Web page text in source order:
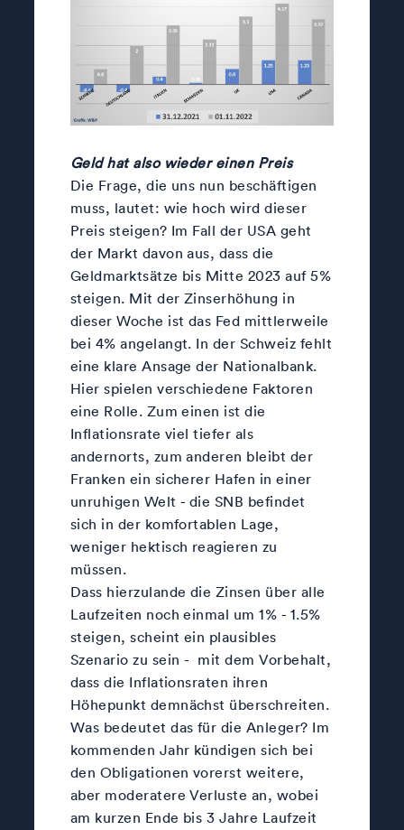
Geld hat also wieder einen Preis
Die Frage, die uns nun beschäftigen
muss, lautet: wie hoch wird dieser
Preis steigen? Im Fall der USA geht
der Markt davon aus, dass die
Geldmarktsätze bis Mitte 2023 auf 5%
steigen. Mit der Zinserhöhung in
dieser Woche ist das Fed mittlerweile
bei 4% angelangt. In der Schweiz fehlt
eine klare Ansage der Nationalbank.
Hier spielen verschiedene Faktoren
eine Rolle. Zum einen ist die
Inflationsrate viel tiefer als
andernorts, zum anderen bleibt der
Franken ein sicherer Hafen in einer
unruhigen Welt - die SNB befindet
sich in der komfortablen Lage,
weniger hektisch reagieren zu
müssen.
Dass hierzulande die Zinsen über alle
Laufzeiten noch einmal um 1% - 1.5%
steigen, scheint ein plausibles
Szenario zu sein - mit dem Vorbehalt,
dass die Inflationsraten ihren
Höhepunkt demnächst überschreiten.
Was bedeutet das für die Anleger? Im
kommenden Jahr kündigen sich bei
den Obligationen vorerst weitere,
aber moderatere Verluste an, wobei
am kurzen Ende bis 3 Jahre Laufzeit